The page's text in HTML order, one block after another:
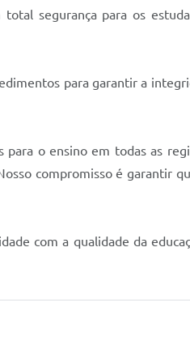
segurança para os
para garantir a
para o ensino em todas as
compromisso é garantir
com a qualidade da